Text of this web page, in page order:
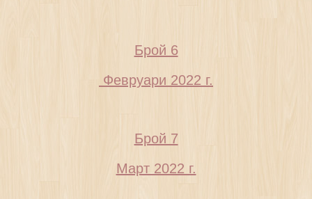
Брой 6
Февруари 2022 г.
Брой 7
Март 2022 г.